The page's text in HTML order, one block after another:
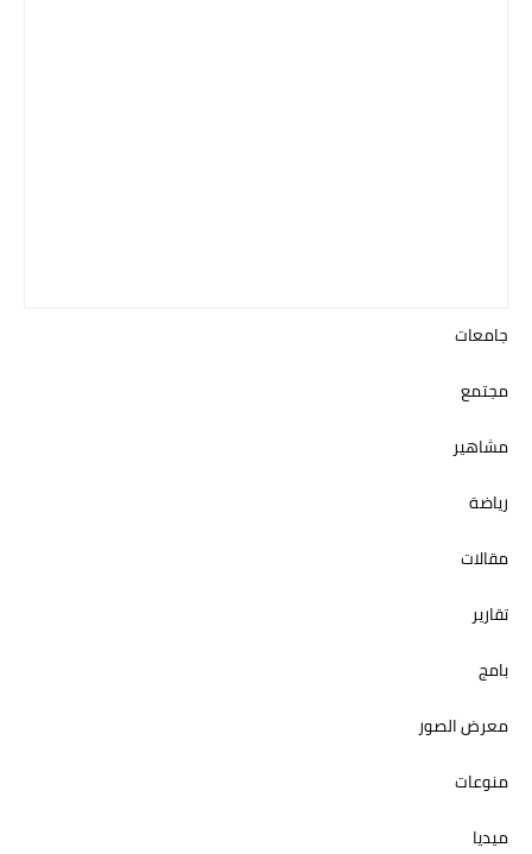
جامعات
مجتمع
مشاهير
رياضة
مقالات
تقارير
بامج
معرض الصور
منوعات
ميديا